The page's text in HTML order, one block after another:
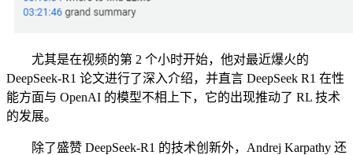
尤其是在视频的第 2 个小时开始，他对最近爆火的
DeepSeek-R1 论文进行了深入介绍，并直言 DeepSeek R1 在性
能方面与 OpenAI 的模型不相上下，它的出现推动了 RL 技术
的发展。
除了盛赞 DeepSeek-R1 的技术创新外，Andrej Karpathy 还